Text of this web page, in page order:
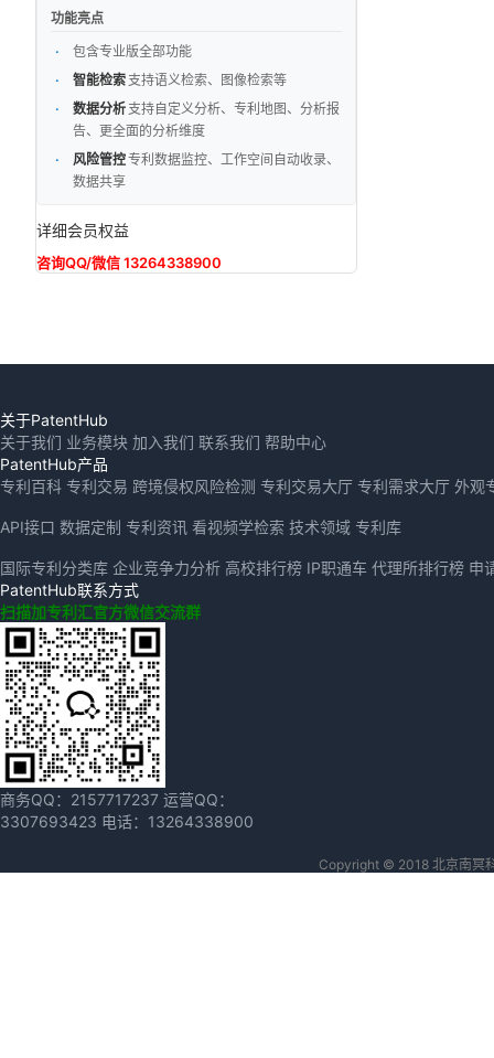
功能亮点
包含专业版全部功能
智能检索 支持语义检索、图像检索等
数据分析 支持自定义分析、专利地图、分析报
告、更全面的分析维度
风险管控专利数据监控、工作空间自动收录、
数据共享
详细会员权益
咨询QQ/微信 13264338900
关于PatentHub
关于我们 业务模块 加入我们 联系我们 帮助中心
PatentHub产品
专利百科 专利交易 跨境侵权风险检测 专利交易大厅 专利需求大厅 外观
API接口 数据定制 专利资讯 看视频学检索 技术领域 专利库
国际专利分类库 企业竞争力分析 高校排行榜 IP职通车 代理所排行榜 申
PatentHub联系方式
扫描加专利汇官方微信交流群
商务QQ： 2157717237 运营QQ：
3307693423 电话： 13264338900
Copyright © 2018 北京南冥